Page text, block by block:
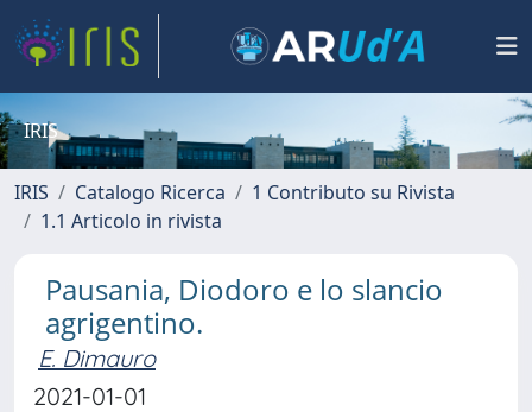
IRIS
IRIS Catalogo Ricerca
1 Contributo su Rivista
1.1 Articolo in rivista
Pausania, Diodoro e lo slancio
agrigentino.
E. Dimauro
2021-01-01